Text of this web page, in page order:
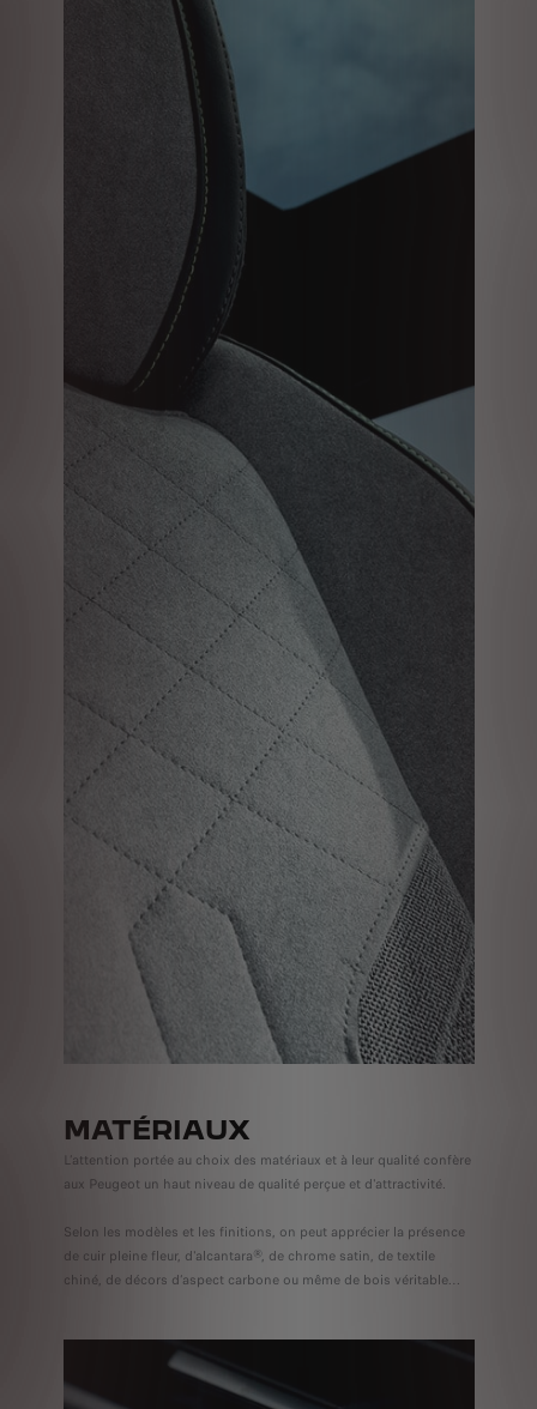
MATÉRIAUX
L’attention portée au choix des matériaux et à leur qualité confère
aux Peugeot un haut niveau de qualité perçue et d'attractivité.
Selon les modèles et les finitions, on peut apprécier la présence
de cuir pleine fleur, d'alcantara®, de chrome satin, de textile
chiné, de décors d’aspect carbone ou même de bois véritable…